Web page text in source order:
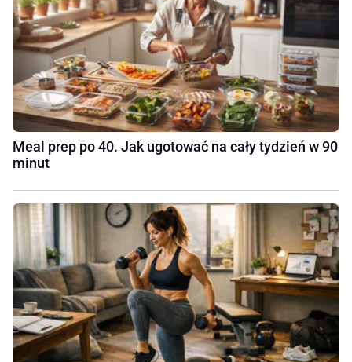
Meal prep po 40. Jak ugotować na cały tydzień w 90
minut